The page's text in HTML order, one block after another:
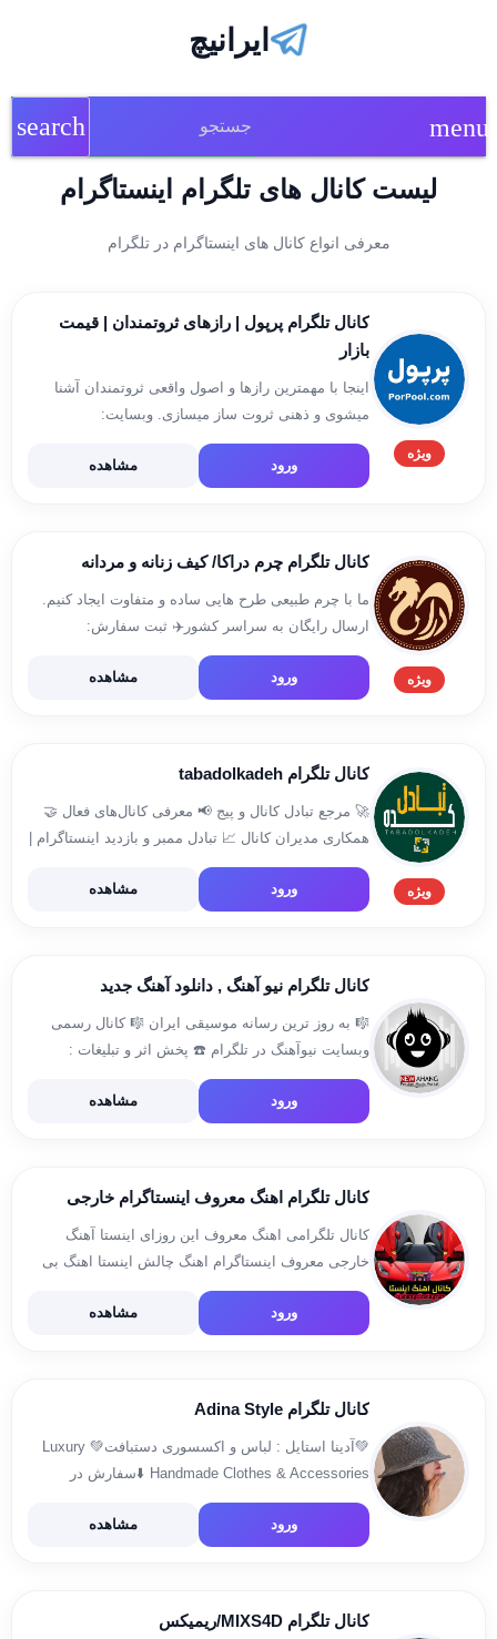
ایرانیچ
menu
search
لیست کانال های تلگرام اینستاگرام
معرفی انواع کانال های اینستاگرام در تلگرام
ویژه
کانال تلگرام پرپول | رازهای ثروتمندان | قیمت
بازار
اینجا با مهمترین رازها و اصول واقعی ثروتمندان آشنا
میشوی و ذهنی ثروت ساز میسازی. وبسایت:
https://www.instagram.com/por.pool آپارات:
ورود مشاهده
ویژه
کانال تلگرام چرم دراکا/ کیف زنانه و مردانه
ما با چرم طبیعی طرح هایی ساده و متفاوت ایجاد کنیم.
ارسال رایگان به سراسر کشور✈️ ثبت سفارش:
@Draka_Telegram کانال کد رهگیری ها:
@rahgiri_draka اینستاگرام:ورود مشاهده
ویژه
کانال تلگرام tabadolkadeh
🚀 مرجع تبادل کانال و پیج 📢 معرفی کانال‌های فعال 🤝
همکاری مدیران کانال 📈 تبادل ممبر و بازدید اینستاگرام |
بله | تلگرام | ایتا | روبیکا به صورت رایگان 🌐
tabadolkadeh.ir ارتباط با […]
ورود مشاهده
کانال تلگرام نیو آهنگ , دانلود آهنگ جدید
🎼 به روز ترین رسانه موسیقی ایران‌ 🎼 کانال رسمی
وبسایت نیوآهنگ در تلگرام ☎️ پخش اثر و تبلیغات :
https://newahang.com 🌐 آدرس اینستاگرام :
ورود مشاهده
کانال تلگرام اهنگ معروف اینستاگرام خارجی
کانال تلگرامی اهنگ معروف این روزای اینستا آهنگ
خارجی معروف اینستاگرام اهنگ چالش اینستا اهنگ بی
کلام معروف اینستاگرام با پیانو 😍اهنگ تیک تاک جدید👇
ورود مشاهده
کانال تلگرام Adina Style
💚آدینا استایل : لباس و اکسسوری دستبافت💚 Luxury
Handmade Clothes & Accessories ⬇️سفارش در
@baranartista ⬇️اینستاگرام
https://www.instagram.com/adinaa_style
ورود مشاهده
کانال تلگرام MIXS4D/ریمیکس